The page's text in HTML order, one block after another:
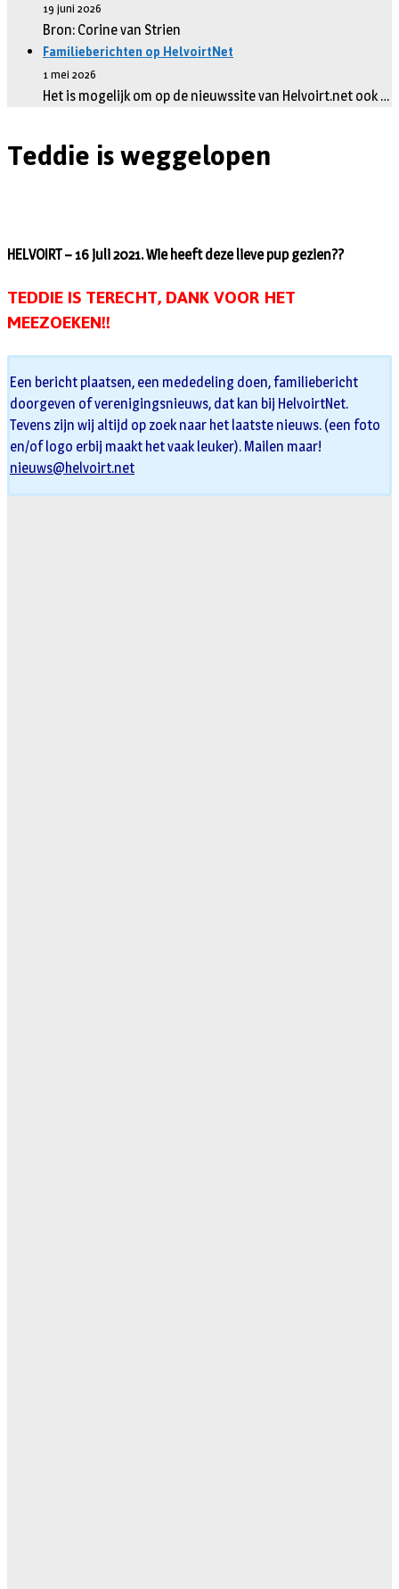
19 juni 2026
Bron: Corine van Strien
Familieberichten op HelvoirtNet
1 mei 2026
Het is mogelijk om op de nieuwssite van Helvoirt.net ook …
Teddie is weggelopen
HELVOIRT – 16 juli 2021. Wie heeft deze lieve pup gezien??
TEDDIE IS TERECHT, DANK VOOR HET
MEEZOEKEN!!
Een bericht plaatsen, een mededeling doen, familiebericht
doorgeven of verenigingsnieuws, dat kan bij HelvoirtNet.
Tevens zijn wij altijd op zoek naar het laatste nieuws. (een foto
en/of logo erbij maakt het vaak leuker). Mailen maar!
nieuws@helvoirt.net